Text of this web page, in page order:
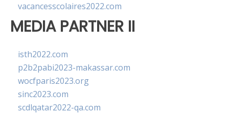
vacancesscolaires2022.com
MEDIA PARTNER II
isth2022.com
p2b2pabi2023-makassar.com
wocfparis2023.org
sinc2023.com
scdlqatar2022-qa.com